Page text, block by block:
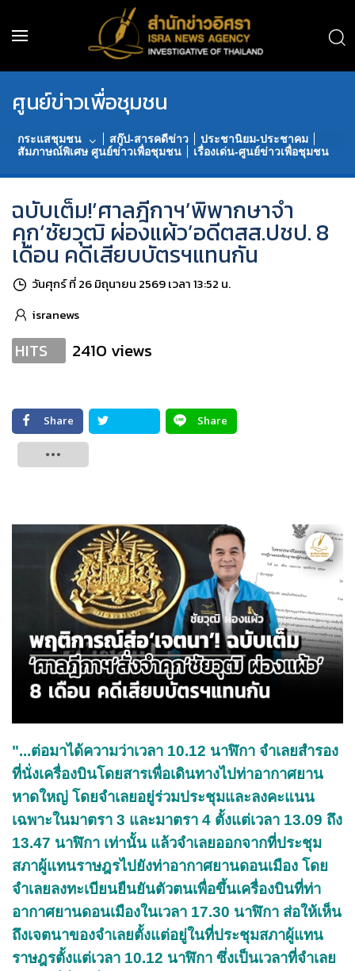
ศูนย์ข่าวเพื่อชุมชน
กระแสชุมชน สกู๊ป-สารคดีข่าว
ประชานิยม-ประชาคม
สัมภาษณ์พิเศษ ศูนย์ข่าวเพื่อชุมชน
เรื่องเด่น-ศูนย์ข่าวเพื่อชุมชน
ฉบับเต็ม!‘ศาลฎีกาฯ’พิพากษาจำ
คุก‘ชัยวุฒิ ผ่องแผ้ว’อดีตสส.ปชป. 8
เดือน คดีเสียบบัตรฯแทนกัน
วันศุกร์ ที่ 26 มิถุนายน 2569 เวลา 13:52 น.
isranews
HITS 2410 views
Share
Share
"...ต่อมาได้ความว่าเวลา 10.12 นาฬิกา จำเลยสำรอง
ที่นั่งเครื่องบินโดยสารเพื่อเดินทางไปท่าอากาศยาน
หาดใหญ่ โดยจำเลยอยู่ร่วมประชุมและลงคะแนน
เฉพาะในมาตรา 3 และมาตรา 4 ตั้งแต่เวลา 13.09 ถึง
13.47 นาฬิกา เท่านั้น แล้วจำเลยออกจากที่ประชุม
สภาผู้แทนราษฎรไปยังท่าอากาศยานดอนเมือง โดย
จำเลยลงทะเบียนยืนยันตัวตนเพื่อขึ้นเครื่องบินที่ท่า
อากาศยานดอนเมืองในเวลา 17.30 นาฬิกา ส่อให้เห็น
ถึงเจตนาของจำเลยตั้งแต่อยู่ในที่ประชุมสภาผู้แทน
ราษฎรตั้งแต่เวลา 10.12 นาฬิกา ซึ่งเป็นเวลาที่จำเลย